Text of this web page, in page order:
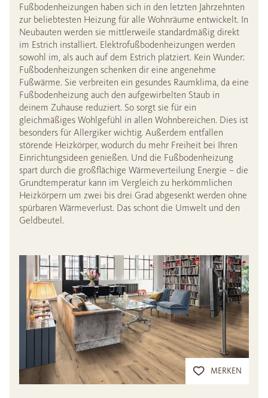
Fußbodenheizungen haben sich in den letzten Jahrzehnten
zur beliebtesten Heizung für alle Wohnräume entwickelt. In
Neubauten werden sie mittlerweile standardmäßig direkt
im Estrich installiert. Elektrofußbodenheizungen werden
sowohl im, als auch auf dem Estrich platziert. Kein Wunder:
Fußbodenheizungen schenken dir eine angenehme
Fußwärme. Sie verbreiten ein gesundes Raumklima, da eine
Fußbodenheizung auch den aufgewirbelten Staub in
deinem Zuhause reduziert. So sorgt sie für ein
gleichmäßiges Wohlgefühl in allen Wohnbereichen. Dies ist
besonders für Allergiker wichtig. Außerdem entfallen
störende Heizkörper, wodurch du mehr Freiheit bei Ihren
Einrichtungsideen genießen. Und die Fußbodenheizung
spart durch die großflächige Wärmeverteilung Energie – die
Grundtemperatur kann im Vergleich zu herkömmlichen
Heizkörpern um zwei bis drei Grad abgesenkt werden ohne
spürbaren Wärmeverlust. Das schont die Umwelt und den
Geldbeutel.
MERKEN